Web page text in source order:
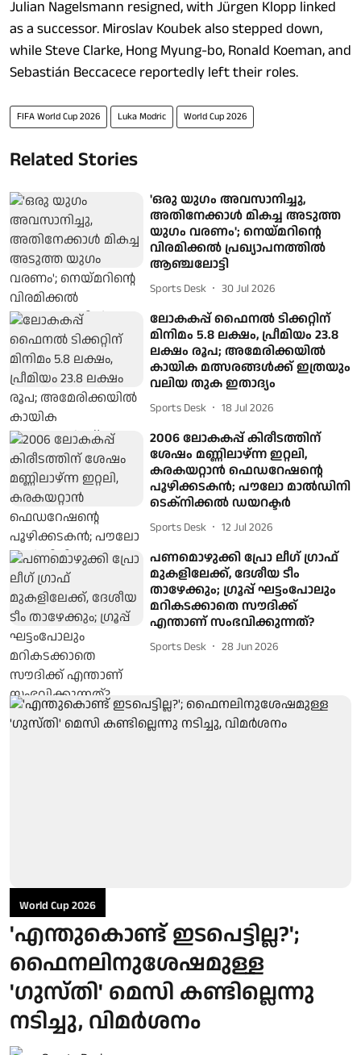
Julian Nagelsmann resigned, with Jürgen Klopp linked
as a successor. Miroslav Koubek also stepped down,
while Steve Clarke, Hong Myung-bo, Ronald Koeman, and
Sebastián Beccacece reportedly left their roles.
FIFA World Cup 2026 Luka Modric World Cup 2026
Related Stories
'ഒരു യുഗം അവസാനിച്ചു,
അതിനേക്കാൾ മികച്ച അടുത്ത
യുഗം വരണം'; നെയ്മറിന്റെ
വിരമിക്കൽ പ്രഖ്യാപനത്തിൽ
ആഞ്ചലോട്ടി
Sports Desk 30 Jul 2026
ലോകകപ്പ് ഫൈനൽ ടിക്കറ്റിന്
മിനിമം 5.8 ലക്ഷം, പ്രീമിയം 23.8
ലക്ഷം രൂപ; അമേരിക്കയിൽ
കായിക മത്സരങ്ങൾക്ക് ഇത്രയും
വലിയ തുക ഇതാദ്യം
Sports Desk 18 Jul 2026
2006 ലോകകപ്പ് കിരീടത്തിന്
ശേഷം മണ്ണിലാഴ്ന്ന ഇറ്റലി,
കരകയറ്റാൻ ഫെഡറേഷന്റെ
പൂഴിക്കടകൻ; പൗലോ മാൽഡിനി
ടെക്നിക്കൽ ഡയറക്ടർ
Sports Desk 12 Jul 2026
പണമൊഴുക്കി പ്രോ ലീ​ഗ് ​ഗ്രാഫ്
മുകളിലേക്ക്, ദേശീയ ടീം
താഴേക്കും; ​ഗ്രൂപ്പ് ഘട്ടംപോലും
മറികടക്കാതെ സൗദിക്ക്
എന്താണ് സംഭവിക്കുന്നത്?
Sports Desk 28 Jun 2026
World Cup 2026
'എന്തുകൊണ്ട് ഇടപെട്ടില്ല?';
ഫൈനലിനുശേഷമുള്ള
'ഗുസ്തി' മെസി കണ്ടില്ലെന്നു
നടിച്ചു, വിമർശനം